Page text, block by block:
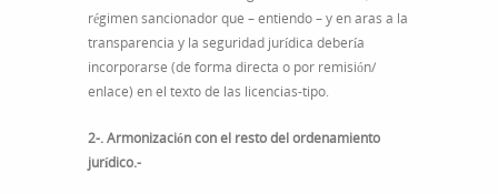
régimen sancionador que – entiendo – y en aras a la
transparencia y la seguridad jurídica debería
incorporarse (de forma directa o por remisión/
enlace) en el texto de las licencias-tipo.
2-. Armonización con el resto del ordenamiento
jurídico.-